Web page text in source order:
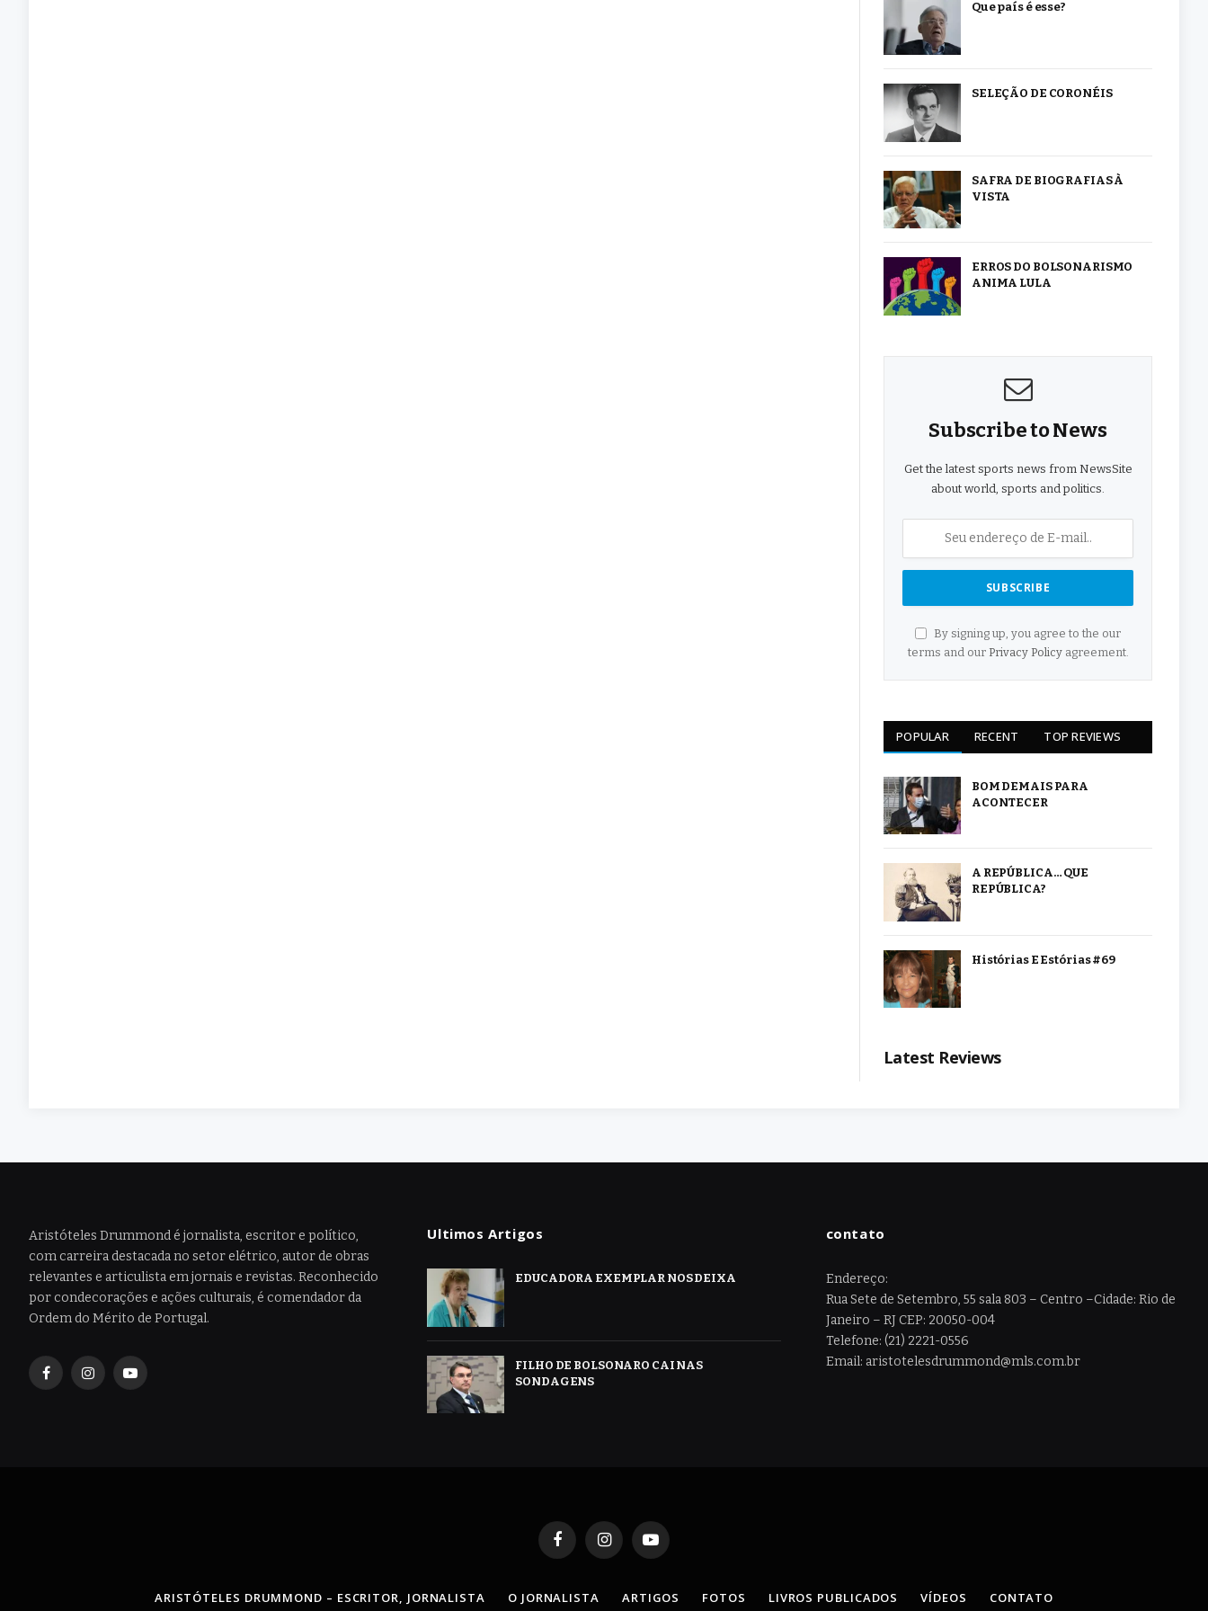
Que país é esse?
SELEÇÃO DE CORONÉIS
SAFRA DE BIOGRAFIAS À
VISTA
ERROS DO BOLSONARISMO
ANIMA LULA
Subscribe to News
Get the latest sports news from NewsSite
about world, sports and politics.
By signing up, you agree to the our
terms and our Privacy Policyagreement.
POPULAR RECENT TOP REVIEWS
BOM DEMAIS PARA
ACONTECER
A REPÚBLICA… QUE
REPÚBLICA?
Histórias E Estórias #69
Latest Reviews
Aristóteles Drummond é jornalista, escritor e político,
com carreira destacada no setor elétrico, autor de obras
relevantes e articulista em jornais e revistas. Reconhecido
por condecorações e ações culturais, é comendador da
Ordem do Mérito de Portugal.
FacebookInstagramYouTube
Ultimos Artigos
EDUCADORA EXEMPLAR NOS DEIXA
FILHO DE BOLSONARO CAI NAS
SONDAGENS
contato
Endereço:
Rua Sete de Setembro, 55 sala 803 – Centro –Cidade: Rio de
Janeiro – RJ CEP: 20050-004
Telefone: (21) 2221-0556
Email: aristotelesdrummond@mls.com.br
FacebookInstagramYouTube
ARISTÓTELES DRUMMOND – ESCRITOR, JORNALISTA O JORNALISTA ARTIGOS FOTOS LIVROS PUBLICADOS VÍDEOS CONTATO